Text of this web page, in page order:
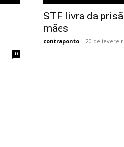
0
STF livra da
mães
contraponto - 20 de